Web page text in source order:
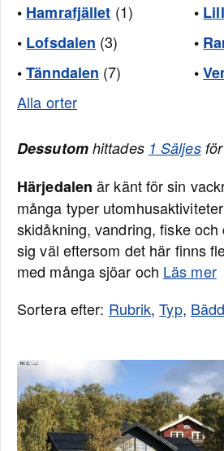
• Hamrafjället (1) •
• Lofsdalen (3) •
•Tänndalen (7) •
Alla orter
Dessutomhittades 1 Säljesför
Härjedalen är känt för sin
många typer
skidåkning, vandring, fiske
sig väl eftersom det här finns
med många sjöar och Läs mer
Sortera efter: Rubrik,Typ,